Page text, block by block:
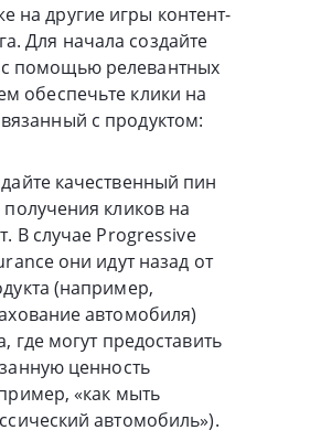
на другие игры контент-
Для начала создайте
с помощью релевантных
обеспечьте клики на
с продуктом:
качественный пин
получения кликов на
В случае Progressive
они идут назад от
(например,
автомобиля)
где могут предоставить
ценность
«как мыть
автомобиль»).